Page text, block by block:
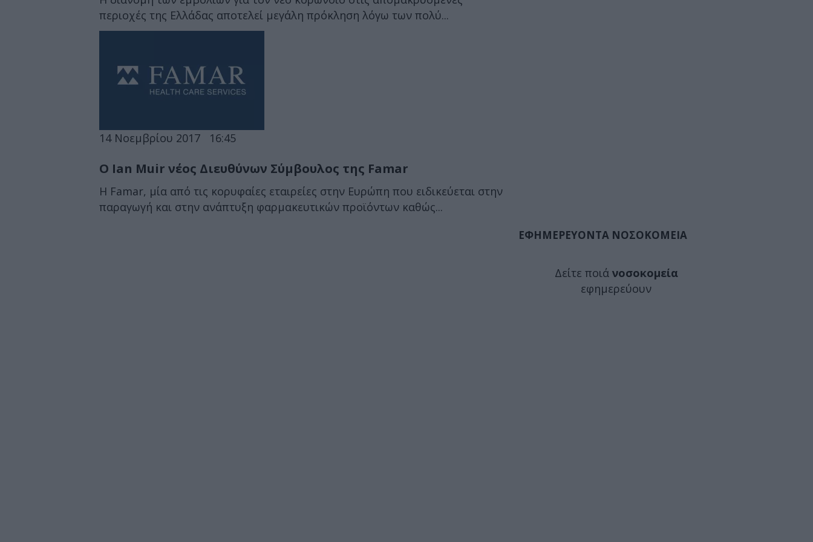
περιοχές της Ελλάδας αποτελεί μεγάλη πρόκληση λόγω των πολύ...
14 Νοεμβρίου 2017 16:45
Ο Ian Muir νέος Διευθύνων Σύμβουλος της Famar
Η Famar, μία από τις κορυφαίες εταιρείες στην Ευρώπη που ειδικεύεται στην
παραγωγή και στην ανάπτυξη φαρμακευτικών προϊόντων καθώς...
ΕΦΗΜΕΡΕΥΟΝΤΑ ΝΟΣΟΚΟΜΕΙΑ
Δείτε ποιά νοσοκομεία
εφημερεύουν